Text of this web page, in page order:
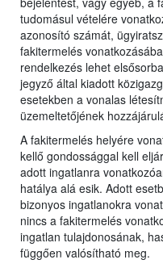
tudomásul vételére
azonosító számát,
fakitermelés
rendelkezés lehet
jegyző által kiadott
esetekben a vonalas
üzemeltetőjének
A fakitermelés helyére
kellő gondossággal kell
adott ingatlanra
hatálya alá esik. Adott
bizonyos ingatlanokra
nincs a fakitermelés
ingatlan tulajdonosának,
függően valósítható meg.